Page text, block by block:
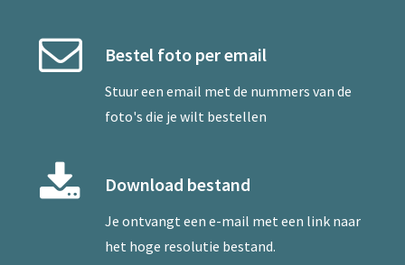
Bestel foto per email
Stuur een email met de nummers van de
foto's die je wilt bestellen
Download bestand
Je ontvangt een e-mail met een link naar
het hoge resolutie bestand.